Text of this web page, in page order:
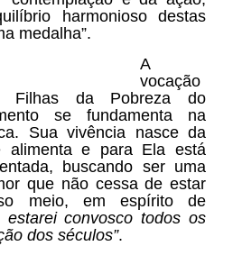
harmonioso destas
medalha”.
A
vocação
Filhas da Pobreza do
se fundamenta na
Sua vivência nasce da
alimenta e para Ela está
buscando ser uma
que não cessa de estar
meio, em espírito de
estarei convosco todos os
dos séculos”.